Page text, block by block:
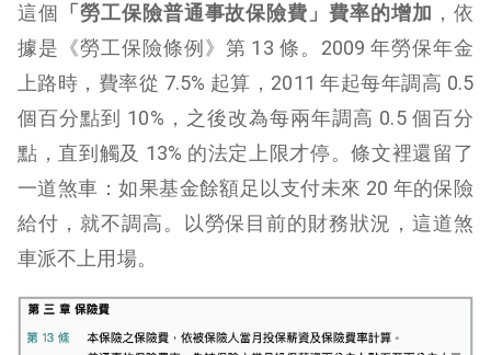
這個 「勞工保險普通事故保險費」費率的增加 ，依
據是《勞工保險條例》第 13 條。2009 年勞保年金
上路時，費率從 7.5% 起算，2011 年起每年調高 0.5
個百分點到 10%，之後改為每兩年調高 0.5 個百分
點，直到觸及 13% 的法定上限才停。條文裡還留了
一道煞車：如果基金餘額足以支付未來 20 年的保險
給付，就不調高。以勞保目前的財務狀況，這道煞
車派不上用場。